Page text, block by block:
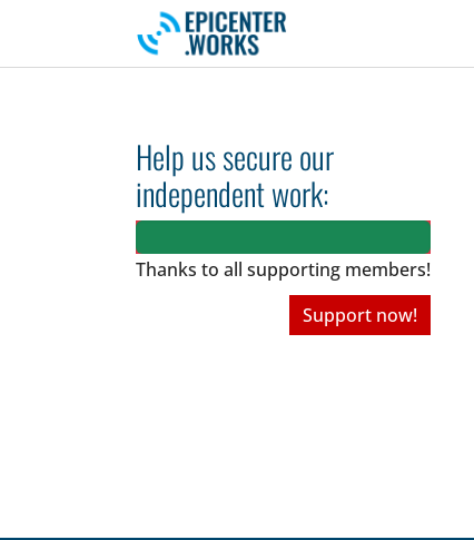
Skip to main navigation
Skip to main content
Skip to page footer
Help us secure our
independent work:
Thanks to all supporting members!
Support now!